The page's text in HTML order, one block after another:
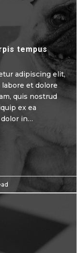
tempus
adipiscing elit,
et dolore
quis nostrud
ex ea
dolor in…